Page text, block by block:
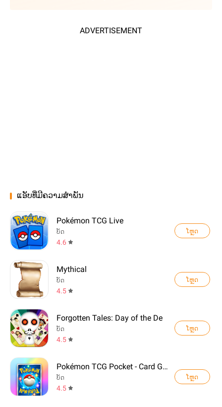
ADVERTISEMENT
ແອັບທີ່ມີຄວາມສຳພັນ
Pokémon TCG Live
ບັດ
4.6
ໂຫຼດ
Mythical
ບັດ
4.5
ໂຫຼດ
Forgotten Tales: Day of the De
ບັດ
4.5
ໂຫຼດ
Pokémon TCG Pocket - Card Game
ບັດ
4.5
ໂຫຼດ